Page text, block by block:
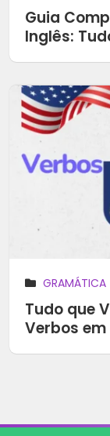
Guia
Inglês:
GRAMÁTICA
Tudo que
Verbos